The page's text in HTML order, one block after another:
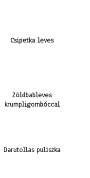
Csipetka leves
Zöldbableves
krumpligombóccal
Darutollas puliszka